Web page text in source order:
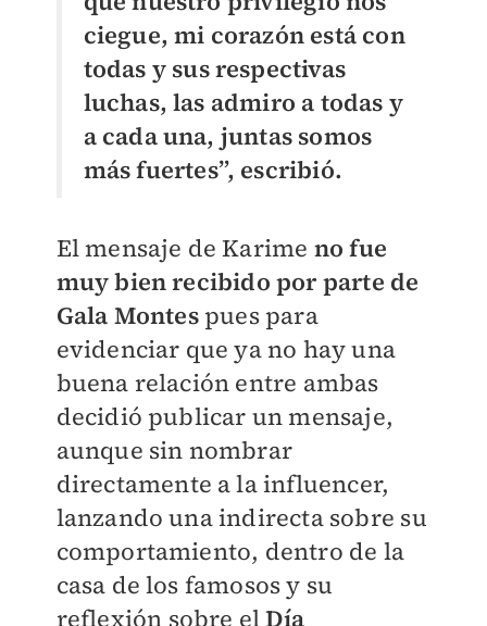
ciegue, mi corazón está con
todas y sus respectivas
luchas, las admiro a todas y
a cada una, juntas somos
más fuertes”, escribió.
El mensaje de Karime no fue
muy bien recibido por parte de
Gala Montespues para
evidenciar que ya no hay una
buena relación entre ambas
decidió publicar un mensaje,
aunque sin nombrar
directamente a la influencer,
lanzando una indirecta sobre su
comportamiento, dentro de la
casa de los famosos y su
reflexión sobre elDía